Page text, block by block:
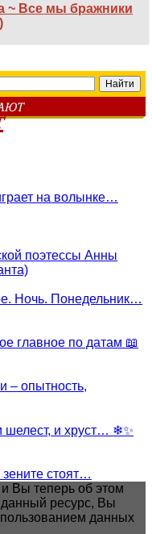
~ Все мы бражники
на волынке…
поэтессы Анны
Ночь. Понедельник…
главное по датам 📖
– опытность,
и хруст… ❄✨
стоят…
Вы теперь об этом
ресурс, Вы
данных